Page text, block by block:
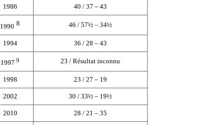
1986 40 / 37 – 43
1990 8 46 / 57½ – 34½
1994 36 / 28 – 43
1997 9 23 / Résultat inconnu
1998 23 / 27 – 19
2002 30 / 33½ – 19½
2010 28 / 21 – 35